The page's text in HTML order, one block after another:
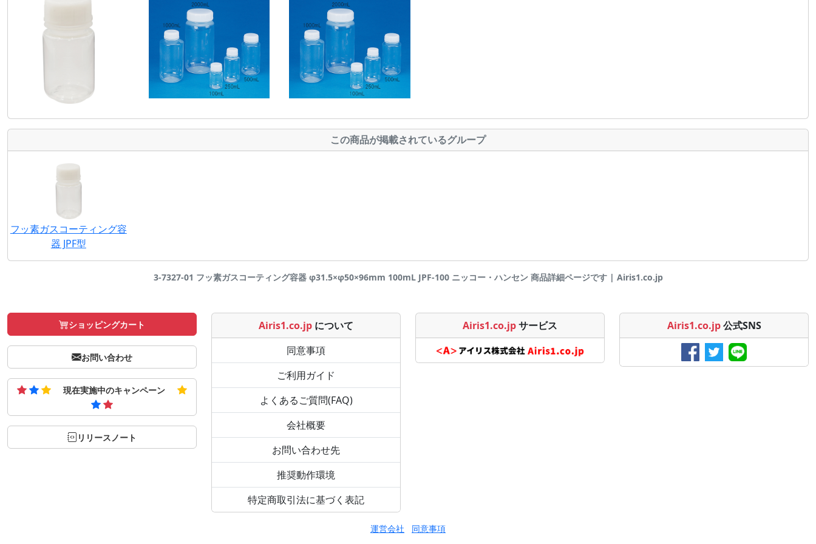
この商品が掲載されているグループ
フッ素ガスコーティング容
器 JPF型
3-7327-01 フッ素ガスコーティング容器 φ31.5×φ50×96mm 100mL JPF-100 ニッコー・ハンセン 商品詳細ページです | Airis1.co.jp
ショッピングカート
お問い合わせ
現在実施中のキャンペーン
リリースノート
Airis1.co.jp について
同意事項
ご利用ガイド
よくあるご質問(FAQ)
会社概要
お問い合わせ先
推奨動作環境
特定商取引法に基づく表記
Airis1.co.jpサービス Airis1.co.jp 公式SNS
運営会社 同意事項